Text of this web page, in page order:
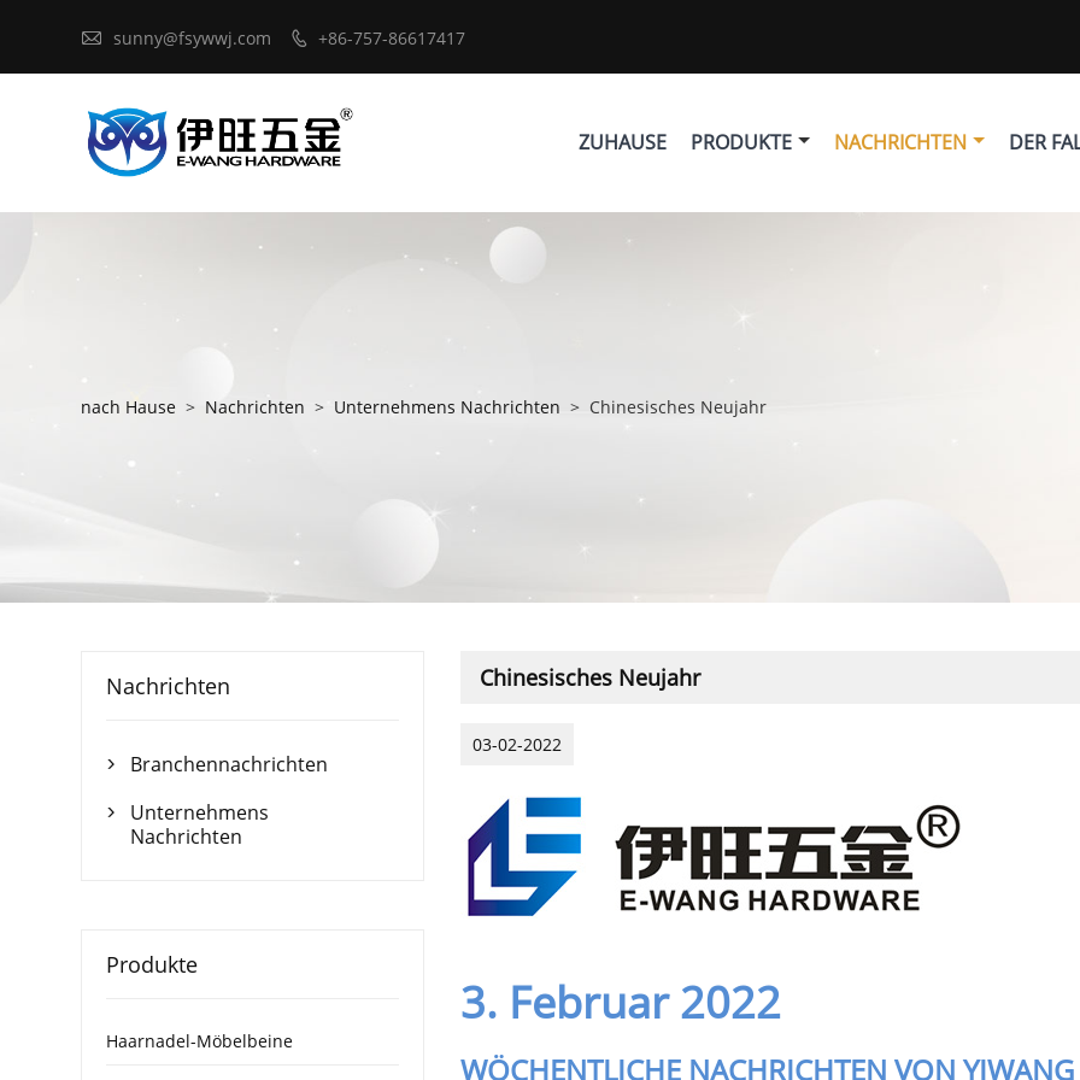
 sunny@fsywwj.com  +86-757-86617417
ZUHAUSE PRODUKTE NACHRICHTEN DER
nach Hause > Nachrichten > Unternehmens Nachrichten > Chinesisches Neujahr
Chinesisches Neujahr
03-02-2022
3. Februar 2022
WÖCHENTLICHE NACHRICHTEN VON YIWANG
Nachrichten
 Branchennachrichten

Unternehmens
Nachrichten
Produkte
Haarnadel-Möbelbeine